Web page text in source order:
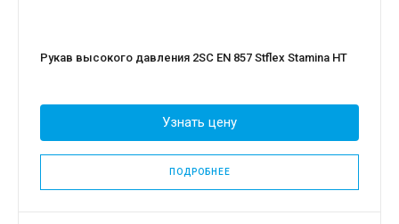
Рукав высокого давления 2SC EN 857 Stflex Stamina HT
Узнать цену
ПОДРОБНЕЕ